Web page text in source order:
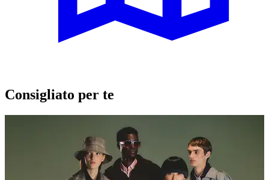
Consigliato per te